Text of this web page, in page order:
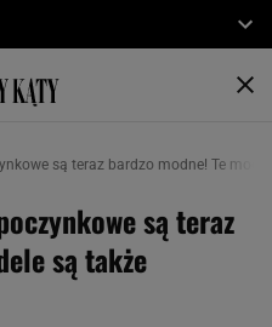
są teraz bardzo modne! Te
są teraz
są także